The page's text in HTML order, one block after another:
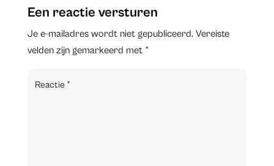
Een reactie versturen
Je e-mailadres wordt niet gepubliceerd. Vereiste
velden zijn gemarkeerd met *